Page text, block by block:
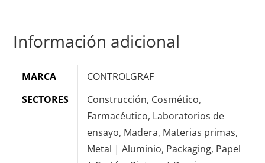
Información adicional
MARCA
CONTROLGRAF
SECTORES
Construcción, Cosmético,
Farmacéutico, Laboratorios de
ensayo, Madera, Materias primas,
Metal | Aluminio, Packaging, Papel